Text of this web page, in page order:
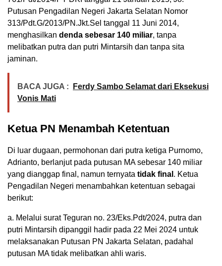
Putusan Pengadilan Negeri Jakarta Selatan Nomor
313/Pdt.G/2013/PN.Jkt.Sel tanggal 11 Juni 2014,
menghasilkan denda sebesar 140 miliar, tanpa
melibatkan putra dan putri Mintarsih dan tanpa sita
jaminan.
BACA JUGA :
Ferdy Sambo Selamat dari Eksekusi
Vonis Mati
Ketua PN Menambah Ketentuan
Di luar dugaan, permohonan dari putra ketiga Purnomo,
Adrianto, berlanjut pada putusan MA sebesar 140 miliar
yang dianggap final, namun ternyata tidak final . Ketua
Pengadilan Negeri menambahkan ketentuan sebagai
berikut:
a. Melalui surat Teguran no. 23/Eks.Pdt/2024, putra dan
putri Mintarsih dipanggil hadir pada 22 Mei 2024 untuk
melaksanakan Putusan PN Jakarta Selatan, padahal
putusan MA tidak melibatkan ahli waris.